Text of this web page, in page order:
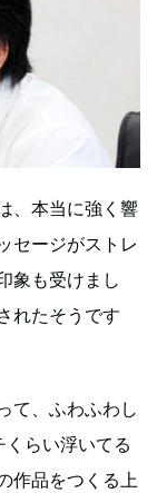
、本当に強く響
セージがストレ
象も受けまし
れたそうです
て、ふわふわし
らい浮いてる
作品をつくる上